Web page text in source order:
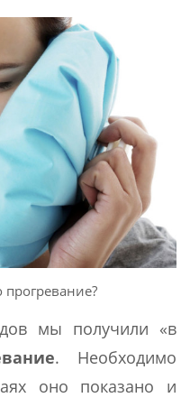
прогревание?
мы получили «в
. Необходимо
оно показано и